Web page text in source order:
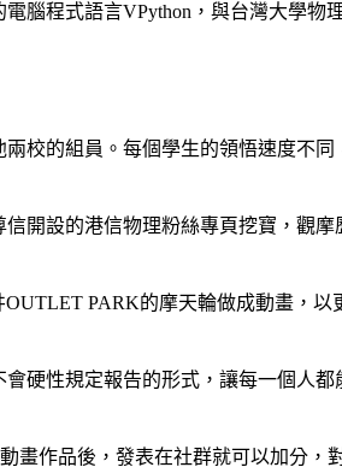
腦程式語言VPython，與台灣大學物
校的組員。每個學生的領悟速度不
開設的港信物理粉絲專頁挖寶，觀摩
PARK的摩天輪做成動畫，以
硬性規定報告的形式，讓每一個人都
畫作品後，發表在社群就可以加分，